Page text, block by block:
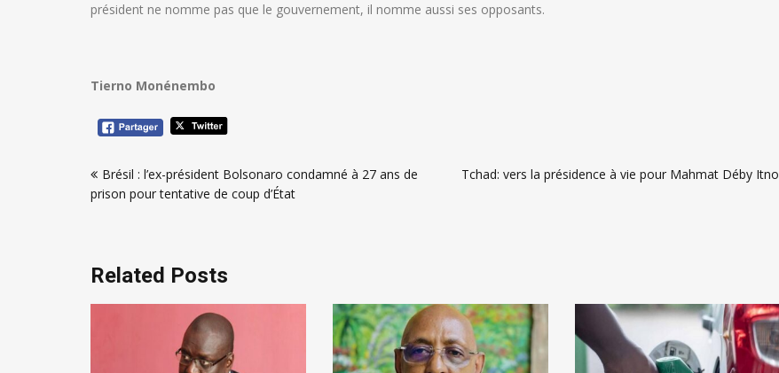
président ne nomme pas que le gouvernement, il nomme aussi ses opposants.
Tierno Monénembo
deBrésil : l’ex-président Bolsonaro condamné à 27 ans de
prison pour tentative de coup d’État
Tchad: vers la présidence à vie pour Mahmat Déby Itno
Related Posts